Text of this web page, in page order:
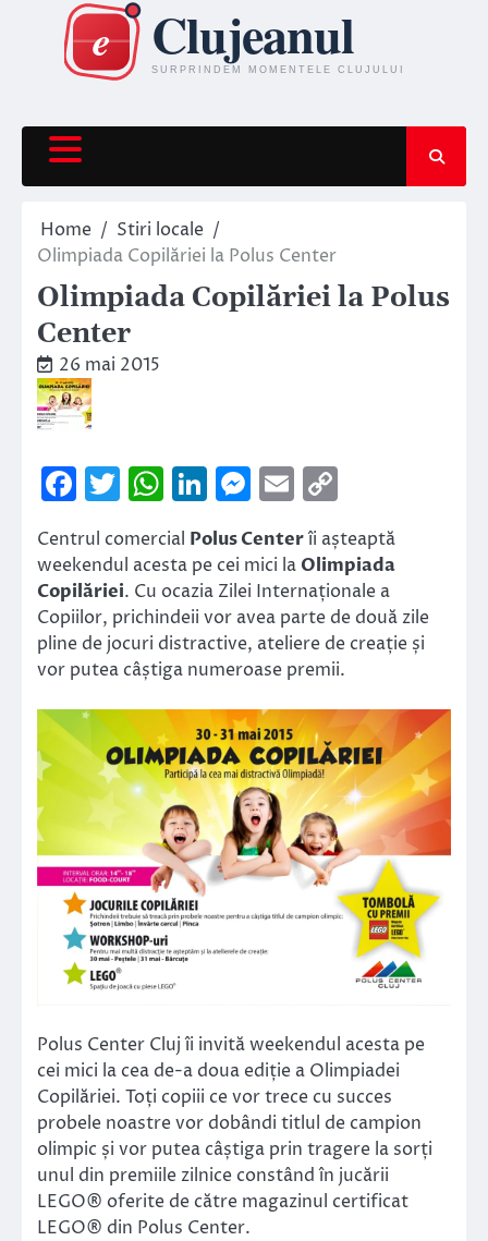
content
Home
Stiri locale
Olimpiada Copilăriei la Polus Center
Olimpiada Copilăriei la Polus
Center
26 mai 2015
Facebook
Twitter
WhatsApp
LinkedIn
Messenger
Email
Link
Centrul comercial Polus Centerîi așteaptă
weekendul acesta pe cei mici la Olimpiada
Copilăriei. Cu ocazia Zilei Internaționale a
Copiilor, prichindeii vor avea parte de două zile
pline de jocuri distractive, ateliere de creație și
vor putea câștiga numeroase premii.
Polus Center Cluj îi invită weekendul acesta pe
cei mici la cea de-a doua ediție a Olimpiadei
Copilăriei. Toți copiii ce vor trece cu succes
probele noastre vor dobândi titlul de campion
olimpic și vor putea câștiga prin tragere la sorți
unul din premiile zilnice constând în jucării
LEGO® oferite de către magazinul certificat
LEGO® din Polus Center.